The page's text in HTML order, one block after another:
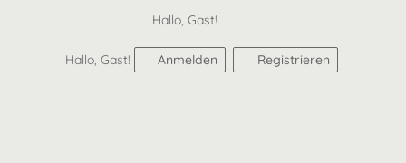
Hallo, Gast!
Hallo, Gast! Anmelden Registrieren